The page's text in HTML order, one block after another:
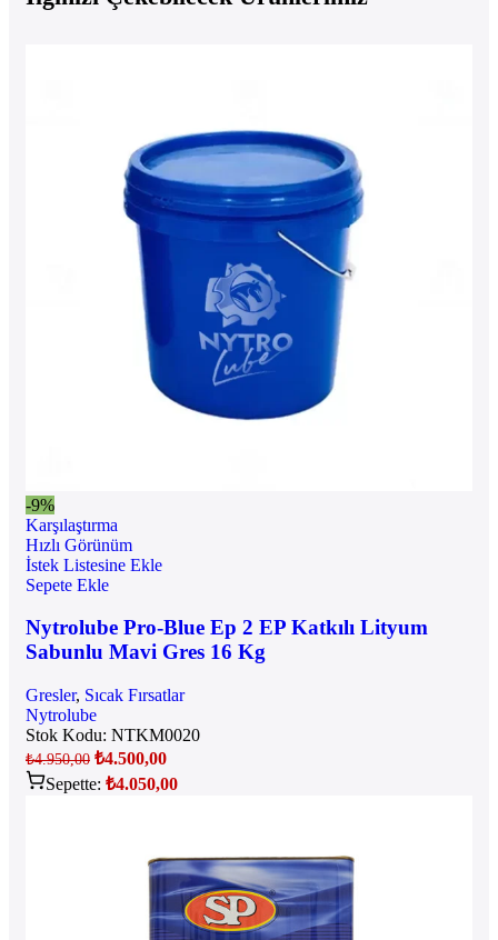
-9%
Karşılaştırma
Hızlı Görünüm
İstek Listesine Ekle
Sepete Ekle
Nytrolube Pro-Blue Ep 2 EP Katkılı Lityum
Sabunlu Mavi Gres 16 Kg
Gresler, Sıcak Fırsatlar
Nytrolube
Stok Kodu: NTKM0020
₺4.950,00 ₺4.500,00
Sepette: ₺4.050,00